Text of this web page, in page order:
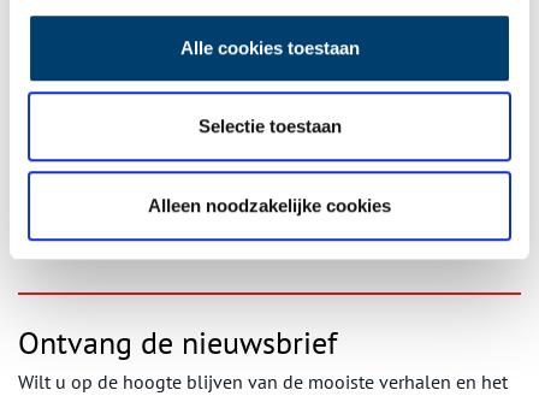
Alle cookies toestaan
Selectie toestaan
Alleen noodzakelijke cookies
‘Wij leefden hier. Sporen van vergeten natuur’. Beeld: Noord-Hollands Archief.
Noord-Hollands Archief
Ontvang de nieuwsbrief
Wilt u op de hoogte blijven van de mooiste verhalen en het